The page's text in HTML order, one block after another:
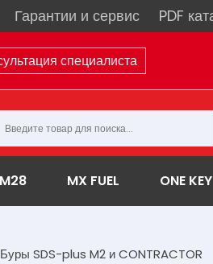
Гарантии и сервис PDF
специалиста
M28 MX FUEL ONE KEY
Буры SDS-plus M2 и CONTRACTOR